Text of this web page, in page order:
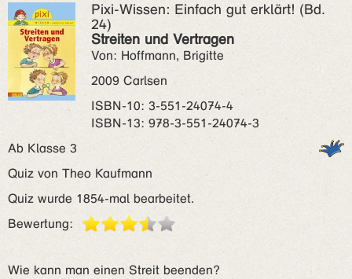
Pixi-Wissen: Einfach gut erklärt! (Bd.
24)
Streiten und Vertragen
Von: Hoffmann, Brigitte
2009 Carlsen
ISBN‑10: 3-551-24074-4
ISBN‑13: 978-3-551-24074-3
Ab Klasse 3
Quiz von Theo Kaufmann
Quiz wurde 1854-mal bearbeitet.
Bewertung:
Wie kann man einen Streit beenden?